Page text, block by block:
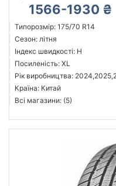
1566-1930 ₴
Типорозмір: 175/70 R14
Сезон: літня
Індекс швидкості: H
Посиленість: XL
Рік виробництва:
Країна: Китай
Всі магазини: (5)